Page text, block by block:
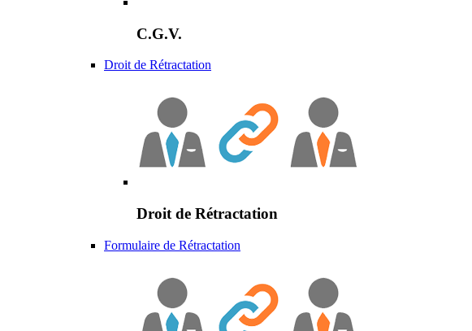
C.G.V.
Droit de Rétractation
Droit de Rétractation
Formulaire de Rétractation